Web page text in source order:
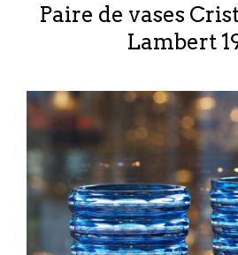
Paire de vases
Lambert